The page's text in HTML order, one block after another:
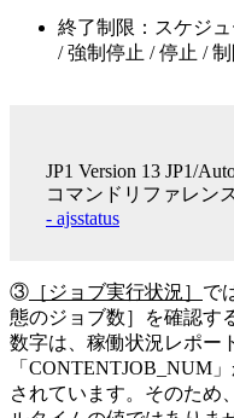
終了制限：スケジ
/ 強制停止 / 停止 /
JP1 Version 13 JP1/
コマンドリファレン
- ajsstatus
③ ［ジョブ実行状況］ で
態のジョブ数］を確認す
数字は、稼働状況レポー
「CONTENTJOB_NUM
されています。そのため